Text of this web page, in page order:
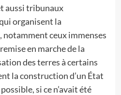
aussi tribunaux
organisent la
notamment ceux immenses
en marche de la
des terres à certains
la construction d’un État
si ce n’avait été